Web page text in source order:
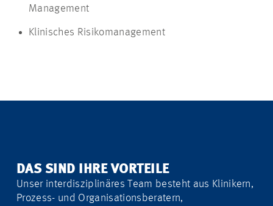
Management
Klinisches Risikomanagement
DAS SIND IHRE VORTEILE
Unser interdisziplinäres Team besteht aus Klinikern,
Prozess- und Organisationsberatern,